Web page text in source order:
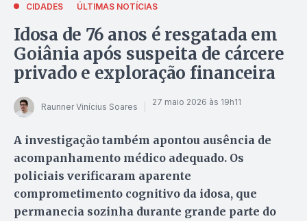
CIDADES ÚLTIMAS NOTÍCIAS
Idosa de 76 anos é resgatada em
Goiânia após suspeita de cárcere
privado e exploração financeira
Raunner Vinícius Soares 27 maio 2026 às 19h11
A investigação também apontou ausência de
acompanhamento médico adequado. Os
policiais verificaram aparente
comprometimento cognitivo da idosa, que
permanecia sozinha durante grande parte do